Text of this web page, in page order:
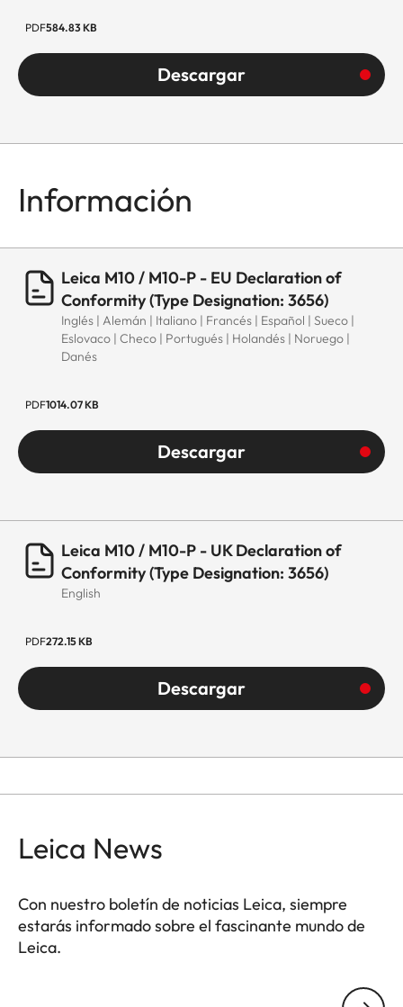
PDF584.83 KB
Descargar
Información
Leica M10 / M10-P - EU Declaration of
Conformity (Type Designation: 3656)
Inglés | Alemán | Italiano | Francés | Español | Sueco |
Eslovaco | Checo | Portugués | Holandés | Noruego |
Danés
PDF1014.07 KB
Descargar
Leica M10 / M10-P - UK Declaration of
Conformity (Type Designation: 3656)
English
PDF272.15 KB
Descargar
Leica News
Con nuestro boletín de noticias Leica, siempre
estarás informado sobre el fascinante mundo de
Leica.